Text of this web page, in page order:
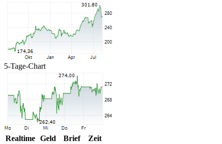
5-Tage-Chart
Realtime Geld Brief
Zeit